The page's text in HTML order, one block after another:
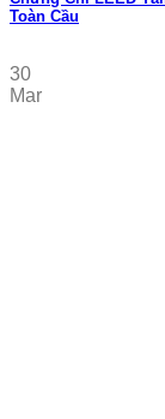
Toàn Cầu
30
Mar